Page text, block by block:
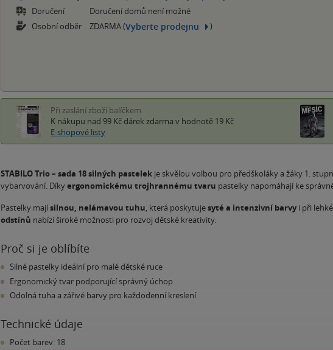
Doručení
Doručení domů není možné
Osobní odběr
ZDARMA (Vyberte prodejnu )
Při zaslání zboží balíčkem
K nákupu nad 99 Kč dárek zdarma v hodnotě 19 Kč
E-shopové listy
STABILO Trio – sada 18 silných pastelek je skvělou volbou pro předškoláky a žáky 1.
vybarvování. Díkyergonomickému trojhrannému tvaru pastelky napomáhají ke
Pastelky majísilnou, nelámavou tuhu, která poskytujesyté a intenzivní barvy i při
odstínů nabízí široké možnosti pro rozvoj dětské kreativity.
Proč si je oblíbíte
Silné pastelky ideální pro malé dětské ruce
Ergonomický tvar podporující správný úchop
Odolná tuha a zářivé barvy pro každodenní kreslení
Technické údaje
Počet barev: 18